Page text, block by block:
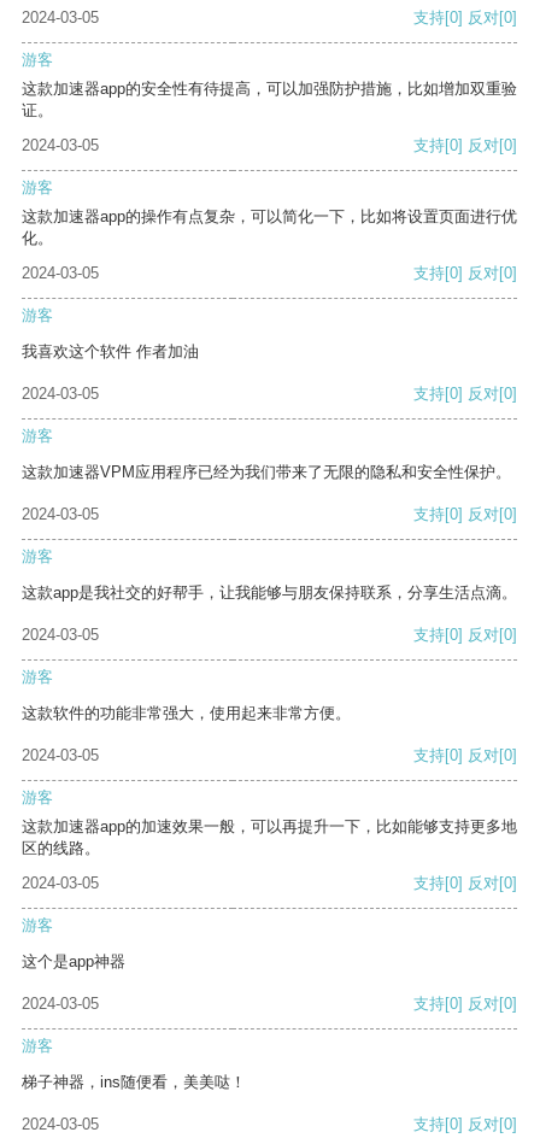
2024-03-05 支持[0] 反对[0]
游客
这款加速器app的安全性有待提高，可以加强防护措施，比如增加双重验
证。
2024-03-05
支持[0] 反对[0]
游客
这款加速器app的操作有点复杂，可以简化一下，比如将设置页面进行优
化。
2024-03-05
支持[0] 反对[0]
游客
我喜欢这个软件 作者加油
2024-03-05 支持[0] 反对[0]
游客
这款加速器VPM应用程序已经为我们带来了无限的隐私和安全性保护。
2024-03-05 支持[0] 反对[0]
游客
这款app是我社交的好帮手，让我能够与朋友保持联系，分享生活点滴。
2024-03-05 支持[0] 反对[0]
游客
这款软件的功能非常强大，使用起来非常方便。
2024-03-05 支持[0] 反对[0]
游客
这款加速器app的加速效果一般，可以再提升一下，比如能够支持更多地
区的线路。
2024-03-05
支持[0] 反对[0]
游客
这个是app神器
2024-03-05 支持[0] 反对[0]
游客
梯子神器，ins随便看，美美哒！
2024-03-05 支持[0] 反对[0]